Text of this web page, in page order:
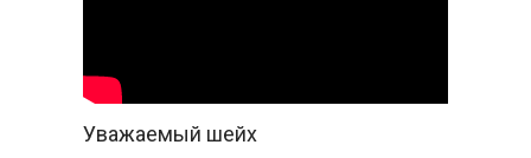
Уважаемый шейх